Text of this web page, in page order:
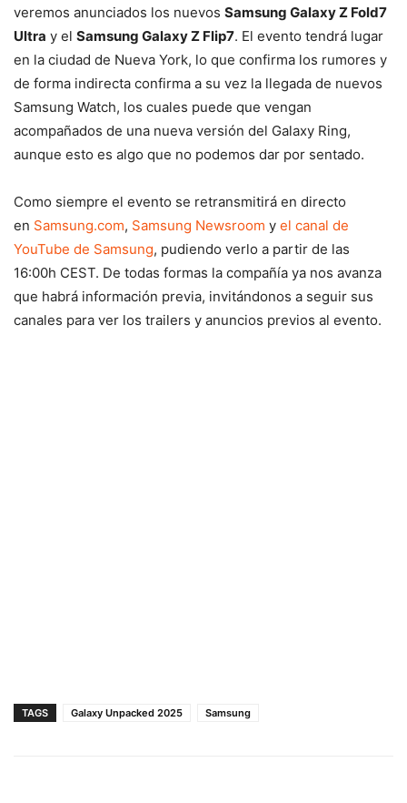
veremos anunciados los nuevos Samsung Galaxy Z Fold7
Ultra y el Samsung Galaxy Z Flip7. El evento tendrá lugar
en la ciudad de Nueva York, lo que confirma los rumores y
de forma indirecta confirma a su vez la llegada de nuevos
Samsung Watch, los cuales puede que vengan
acompañados de una nueva versión del Galaxy Ring,
aunque esto es algo que no podemos dar por sentado.
Como siempre el evento se retransmitirá en directo
en Samsung.com, Samsung Newsroom y el canal de
YouTube de Samsung, pudiendo verlo a partir de las
16:00h CEST. De todas formas la compañía ya nos avanza
que habrá información previa, invitándonos a seguir sus
canales para ver los trailers y anuncios previos al evento.
TAGS Galaxy Unpacked 2025 Samsung